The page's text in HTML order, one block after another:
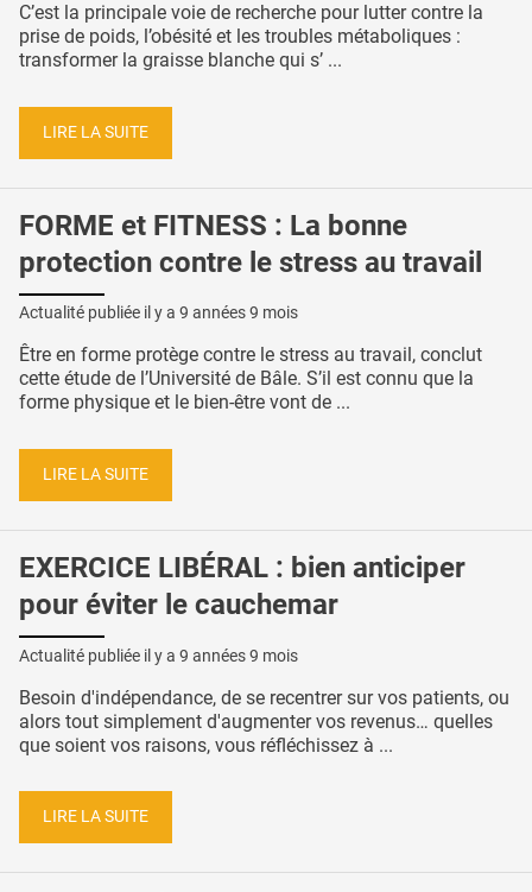
C’est la principale voie de recherche pour lutter contre la
prise de poids, l’obésité et les troubles métaboliques :
transformer la graisse blanche qui s’ ...
LIRE LA SUITE
FORME et FITNESS : La bonne
protection contre le stress au travail
Actualité publiée il y a 9 années 9 mois
Être en forme protège contre le stress au travail, conclut
cette étude de l’Université de Bâle. S’il est connu que la
forme physique et le bien-être vont de ...
LIRE LA SUITE
EXERCICE LIBÉRAL : bien anticiper
pour éviter le cauchemar
Actualité publiée il y a 9 années 9 mois
Besoin d'indépendance, de se recentrer sur vos patients, ou
alors tout simplement d'augmenter vos revenus… quelles
que soient vos raisons, vous réfléchissez à ...
LIRE LA SUITE